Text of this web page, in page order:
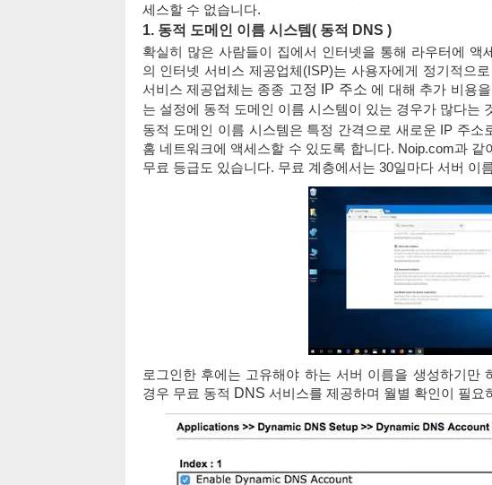
세스할 수 없습니다.
1. 동적 도메인 이름 시스템( 동적 DNS )
확실히 많은 사람들이 집에서 인터넷을 통해 라우터에 액
의 인터넷 서비스 제공업체(ISP)는 사용자에게 정기적으
서비스 제공업체는 종종 고정 IP 주소 에 대해 추가 비용
는 설정에 동적 도메인 이름 시스템이 있는 경우가 많다는
동적 도메인 이름 시스템은 특정 간격으로 새로운 IP 주
홈 네트워크에 액세스할 수 있도록 합니다. Noip.com과
무료 등급도 있습니다. 무료 계층에서는 30일마다 서버 이
로그인한 후에는 고유해야 하는 서버 이름을 생성하기만
경우 무료 동적 DNS 서비스를 제공하며 월별 확인이 필요